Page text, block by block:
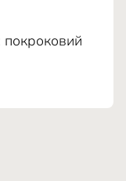
покроковий